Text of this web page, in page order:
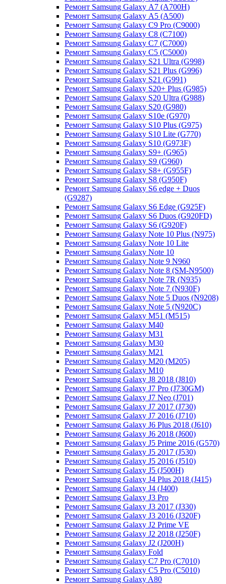
Ремонт Samsung Galaxу A7 (A700H)
Ремонт Samsung Galaxу A5 (A500)
Ремонт Samsung Galaxy С9 Pro (C9000)
Ремонт Samsung Galaxy С8 (C7100)
Ремонт Samsung Galaxy С7 (C7000)
Ремонт Samsung Galaxy С5 (C5000)
Ремонт Samsung Galaxy S21 Ultra (G998)
Ремонт Samsung Galaxy S21 Plus (G996)
Ремонт Samsung Galaxy S21 (G991)
Ремонт Samsung Galaxy S20+ Plus (G985)
Ремонт Samsung Galaxy S20 Ultra (G988)
Ремонт Samsung Galaxy S20 (G980)
Ремонт Samsung Galaxy S10e (G970)
Ремонт Samsung Galaxy S10 Plus (G975)
Ремонт Samsung Galaxy S10 Lite (G770)
Ремонт Samsung Galaxy S10 (G973F)
Ремонт Samsung Galaxy S9+ (G965)
Ремонт Samsung Galaxy S9 (G960)
Ремонт Samsung Galaxy S8+ (G955F)
Ремонт Samsung Galaxy S8 (G950F)
Ремонт Samsung Galaxy S6 edge + Duos
(G9287)
Ремонт Samsung Galaxy S6 Edge (G925F)
Ремонт Samsung Galaxy S6 Duos (G920FD)
Ремонт Samsung Galaxy S6 (G920F)
Ремонт Samsung Galaxy Note 10 Plus (N975)
Ремонт Samsung Galaxy Note 10 Lite
Ремонт Samsung Galaxy Note 10
Ремонт Samsung Galaxy Note 9 N960
Ремонт Samsung Galaxy Note 8 (SM-N9500)
Ремонт Samsung Galaxy Note 7R (N935)
Ремонт Samsung Galaxy Note 7 (N930F)
Ремонт Samsung Galaxy Note 5 Duos (N9208)
Ремонт Samsung Galaxy Note 5 (N920C)
Ремонт Samsung Galaxy M51 (M515)
Ремонт Samsung Galaxy M40
Ремонт Samsung Galaxy M31
Ремонт Samsung Galaxy M30
Ремонт Samsung Galaxy M21
Ремонт Samsung Galaxy M20 (M205)
Ремонт Samsung Galaxy M10
Ремонт Samsung Galaxy J8 2018 (J810)
Ремонт Samsung Galaxy J7 Pro (J730GM)
Ремонт Samsung Galaxy J7 Neo (J701)
Ремонт Samsung Galaxy J7 2017 (J730)
Ремонт Samsung Galaxy J7 2016 (J710)
Ремонт Samsung Galaxy J6 Plus 2018 (J610)
Ремонт Samsung Galaxy J6 2018 (J600)
Ремонт Samsung Galaxy J5 Prime 2016 (G570)
Ремонт Samsung Galaxy J5 2017 (J530)
Ремонт Samsung Galaxy J5 2016 (J510)
Ремонт Samsung Galaxy J5 (J500H)
Ремонт Samsung Galaxy J4 Plus 2018 (J415)
Ремонт Samsung Galaxy J4 (J400)
Ремонт Samsung Galaxy J3 Pro
Ремонт Samsung Galaxy J3 2017 (J330)
Ремонт Samsung Galaxy J3 2016 (J320F)
Ремонт Samsung Galaxy J2 Prime VE
Ремонт Samsung Galaxy J2 2018 (J250F)
Ремонт Samsung Galaxy J2 (J200H)
Ремонт Samsung Galaxy Fold
Ремонт Samsung Galaxy C7 Pro (C7010)
Ремонт Samsung Galaxy C5 Pro (C5010)
Ремонт Samsung Galaxy A80